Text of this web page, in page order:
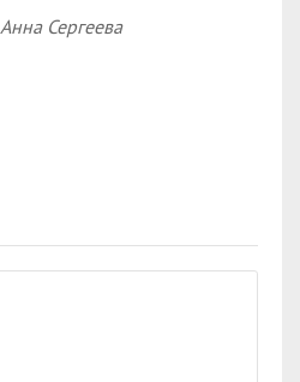
Анна Сергеева